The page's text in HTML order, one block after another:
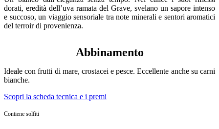
dorati, eredità dell’uva ramata del Grave, svelano un sapore intenso
e succoso, un viaggio sensoriale tra note minerali e sentori aromatici
del terroir di provenienza.
Abbinamento
Ideale con frutti di mare, crostacei e pesce. Eccellente anche su carni
bianche.
Scopri la scheda tecnica e i premi
Contiene solfiti